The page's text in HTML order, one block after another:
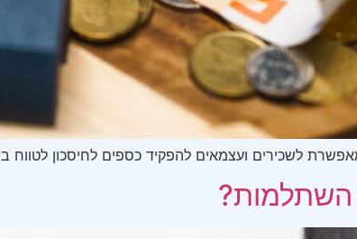
לשכירים ועצמאים להפקיד כספים לחיסכון לטווח
השתלמות?